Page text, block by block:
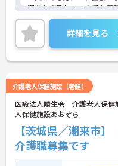
細をお話致しますのでお気
詳細を見る
介護老人保健施設（老健）
医療法人晴生会 介護老人保健
人保健施設あおぞら
【茨城県／潮来市
介護職募集です